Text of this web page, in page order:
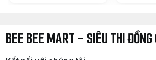
BEE BEE MART - SIÊU THI